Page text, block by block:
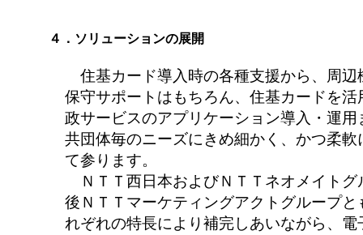
４．ソリューションの展開
住基カード導入時の各種支援から、周辺
保守サポートはもちろん、住基カードを活
政サービスのアプリケーション導入・運用
共団体毎のニーズにきめ細かく、かつ柔軟
て参ります。
ＮＴＴ西日本およびＮＴＴネオメイトグ
後ＮＴＴマーケティングアクトグループと
れぞれの特長により補完しあいながら、電